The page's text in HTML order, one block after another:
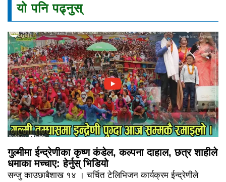
यो पनि पढ्नुस्
गुल्मीमा ईन्द्रेणीका कृष्ण कंडेल, कल्पना दाहाल, छत्र शाहीले
धमाका मच्चाए: हेर्नुस् भिडियो
सन्जु काउछाबैशाख १४ । चर्चित टेलिभिजन कार्यक्रम ईन्द्रेणीले